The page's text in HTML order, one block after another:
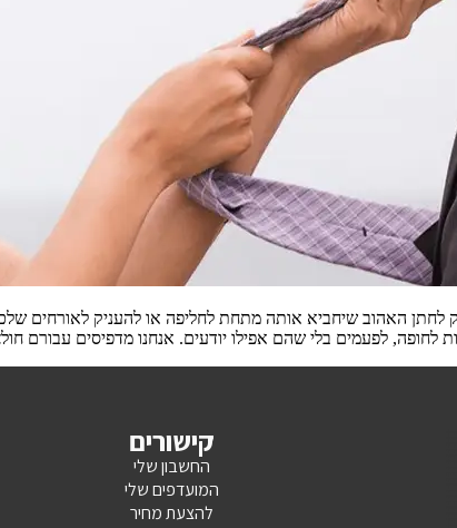
לחתן האהוב שיחביא אותה מתחת לחליפה או להעניק לאורחים
לחופה, לפעמים בלי שהם אפילו יודעים. אנחנו מדפיסים
קישורים
החשבון שלי
המועדפים שלי
להצעת מחיר